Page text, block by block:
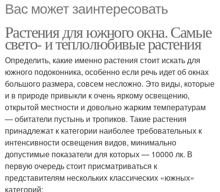
Вас может заинтересовать
Растения для южного окна. Самые
свето- и теплолюбивые растения
Определить, какие именно растения стоит искать для
южного подоконника, особенно если речь идет об окнах
большого размера, совсем несложно. Это виды, которые
и в природе привыкли к очень яркому освещению,
открытой местности и довольно жарким температурам
— обитатели пустынь и тропиков. Такие растения
принадлежат к категории наиболее требовательных к
интенсивности освещения видов, минимально
допустимые показатели для которых — 10000 лк. В
первую очередь стоит присматриваться к
представителям нескольких классических «южных»
категорий: